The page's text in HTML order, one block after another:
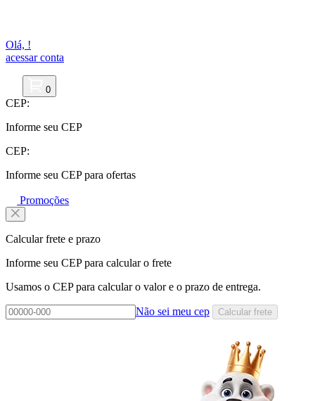
Olá, !
acessar conta
0
CEP:
Informe seu CEP
CEP:
Informe seu CEP para ofertas
Promoções
Calcular frete e prazo
Informe seu CEP para calcular o frete
Usamos o CEP para calcular o valor e o prazo de entrega.
Não sei meu cep Calcular frete